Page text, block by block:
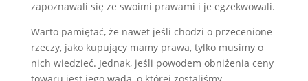
zapoznawali się ze swoimi prawami i je egzekwowali.
Warto pamiętać, że nawet jeśli chodzi o przecenione
rzeczy, jako kupujący mamy prawa, tylko musimy o
nich wiedzieć. Jednak, jeśli powodem obniżenia ceny